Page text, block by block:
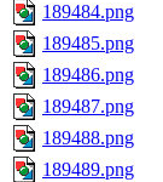
189484.png
189485.png
189486.png
189487.png
189488.png
189489.png